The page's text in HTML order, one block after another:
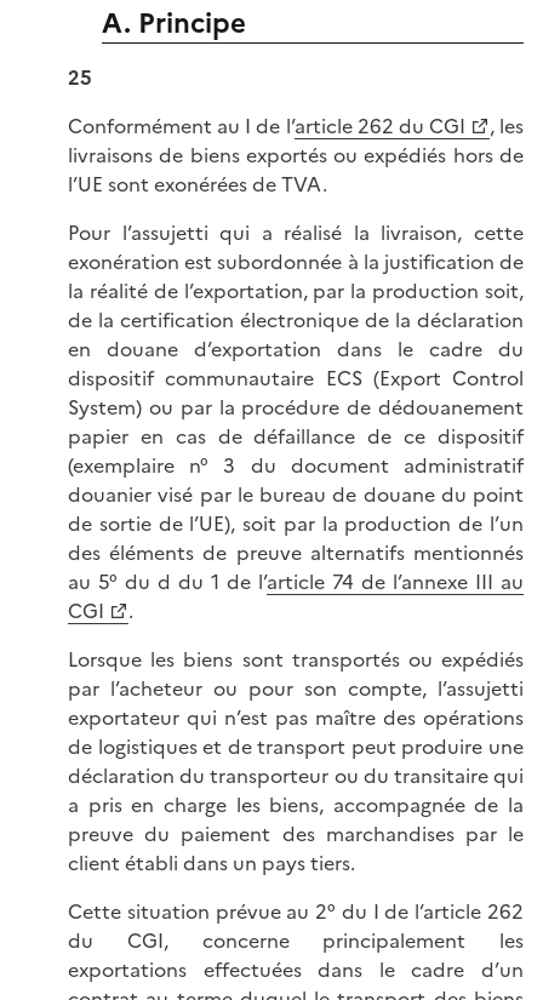
A. Principe
25
Conformément au I de l’article 262 du CGI
, les
livraisons de biens exportés ou expédiés hors de
l’UE sont exonérées de TVA.
Pour l’assujetti qui a réalisé la livraison, cette
exonération est subordonnée à la justification de
la réalité de l’exportation, par la production soit,
de la certification électronique de la déclaration
en douane d’exportation dans le cadre du
dispositif communautaire ECS (Export Control
System) ou par la procédure de dédouanement
papier en cas de défaillance de ce dispositif
(exemplaire n° 3 du document administratif
douanier visé par le bureau de douane du point
de sortie de l’UE), soit par la production de l’un
des éléments de preuve alternatifs mentionnés
au 5° du d du 1 de l’article 74 de l’annexe III au
CGI
.
Lorsque les biens sont transportés ou expédiés
par l’acheteur ou pour son compte, l’assujetti
exportateur qui n’est pas maître des opérations
de logistiques et de transport peut produire une
déclaration du transporteur ou du transitaire qui
a pris en charge les biens, accompagnée de la
preuve du paiement des marchandises par le
client établi dans un pays tiers.
Cette situation prévue au 2° du I de l’article 262
du CGI, concerne principalement les
exportations effectuées dans le cadre d’un